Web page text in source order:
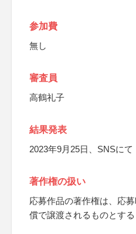
参加費
無し
審査員
高鶴礼子
結果発表
2023年9月25日、SNSにて
著作権の扱い
応募作品の著作権は、応
償で譲渡されるものとする